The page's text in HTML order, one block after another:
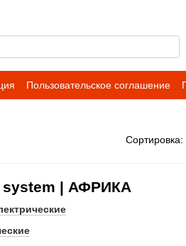
Пользовательское соглашение
Сортировка:
system | АФРИКА